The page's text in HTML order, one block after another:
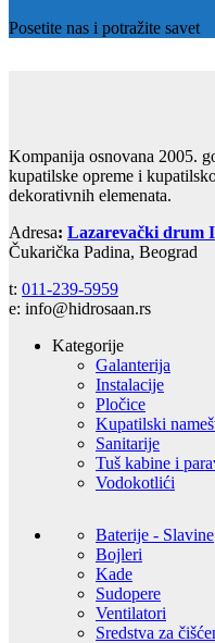
Posetite nas i potražite savet
Kompanija osnovana 2005.
kupatilske opreme i
dekorativnih elemenata.
Adresa: Lazarevački drum
Čukarička Padina, Beograd
t: 011-239-5959
e: info@hidrosaan.rs
Kategorije
Galanterija
Instalacije
Pločice
Kupatilski
Sanitarije
Tuš kabine i
Vodokotlići
Baterije - Slavine
Bojleri
Kade
Sudopere
Ventilatori
Sredstva za